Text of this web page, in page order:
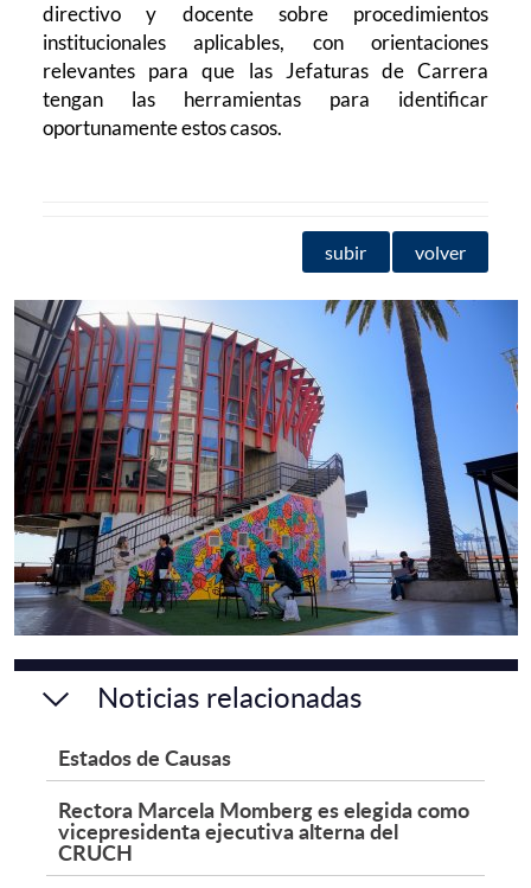
directivo y docente sobre procedimientos
institucionales aplicables, con orientaciones
relevantes para que las Jefaturas de Carrera
tengan las herramientas para identificar
oportunamente estos casos.
subir volver
Noticias relacionadas
Estados de Causas
Rectora Marcela Momberg es elegida como
vicepresidenta ejecutiva alterna del
CRUCH